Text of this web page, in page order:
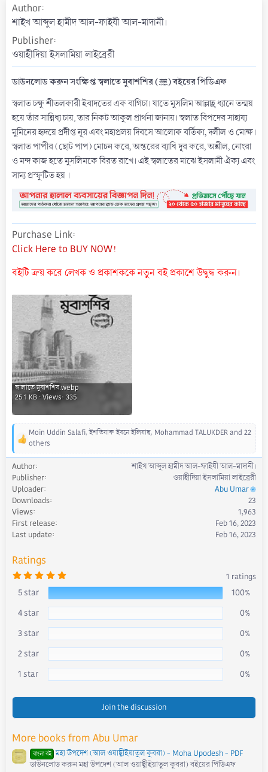
t
Author
শাইখ আব্দুল হামীদ আল-ফাইযী আল-মাদানী।
Publisher
ওয়াহীদিয়া ইসলামিয়া লাইব্রেরী
ডাউনলোড করুন সংক্ষিপ্ত স্বলাতে মুবাশশির (ﷺ) বইয়ের পিডিএফ
স্বলাত চক্ষু শীতলকারী ইবাদতের এক বাগিচা। যাতে মুসলিম আল্লাহ্র ধ্যানে তন্ময়
হয়ে তাঁর সান্নিধ্য চায়, তার নিকট আকুল প্রার্থনা জানায়। স্বলাত বিপদের সাহায্য
মুমিনের হৃদয়ে প্রদীপ্ত নূর এবং মহাপ্রলয় দিবসে আলোক বর্তিকা, দলীল ও মোক্ষ।
স্বলাত পাপীর (ছোট পাপ) মোচন করে, অন্তরের ব্যাধি দূর করে, অশ্লীল, নোংরা
ও মন্দ কাজ হতে মুসলিমকে বিরত রাখে। এই স্বলাতের মাঝে ইসলামী ঐক্য এবং
সাম্য প্রস্ফুটিত হয় ।
Purchase Link
Click Here to BUY NOW!
বইটি ক্রয় করে লেখক ও প্রকাশককে নতুন বই প্রকাশে উদ্বুদ্ধ করুন।
স্বালাতে মুবাশশির.webp
25.1 KB · Views: 335
R
e
a
c
t
i
o
n
s
:
Moin Uddin Salafi,ইশতিয়াক ইবনে ইলিয়াছ, Mohammad TALUKDERand 22
others
Author
শাইখ আব্দুল হামীদ আল-ফাইযী আল-মাদানী।
Publisher
ওয়াহীদিয়া ইসলামিয়া লাইব্রেরী
Uploader
Abu Umar
Downloads
23
Views
1,963
First release
Feb 16, 2023
Last update
Feb 16, 2023
Ratings
5
0
0
s
a
r
1 ratings
5 star
100%
4 star
0%
3 star
0%
2 star
0%
1 star
0%
Join the discussion
More books from Abu Umar
বাংলা বই মহা উপদেশ (আল ওয়াছ্বীইয়াতুল কুবরা) - Moha Upodesh - PDF
ডাউনলোড করুন মহা উপদেশ (আল ওয়াছ্বীইয়াতুল কুবরা) বইয়ের পিডিএফ